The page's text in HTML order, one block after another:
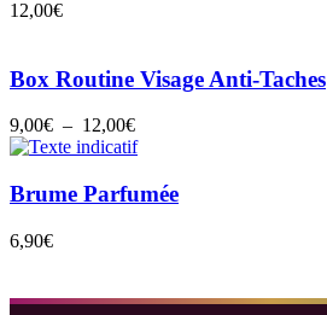
12,00€
Box Routine Visage Anti-Taches
9,00€ – 12,00€Plage
de
9,00€
à
Brume Parfumée
6,90€